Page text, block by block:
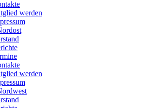
werden
werden